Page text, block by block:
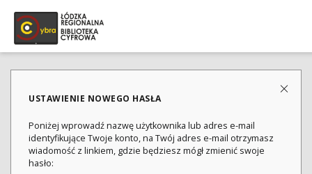
USTAWIENIE NOWEGO HASŁA
Poniżej wprowadź nazwę użytkownika lub adres e-mail
identyfikujące Twoje konto, na Twój adres e-mail otrzymasz
wiadomość z linkiem, gdzie będziesz mógł zmienić swoje
hasło: